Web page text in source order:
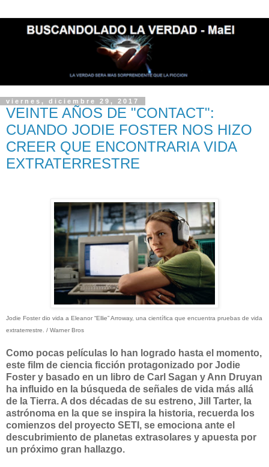
viernes, diciembre 29, 2017
VEINTE AÑOS DE "CONTACT":
CUANDO JODIE FOSTER NOS HIZO
CREER QUE ENCONTRARIA VIDA
EXTRATERRESTRE
Jodie Foster dio vida a Eleanor “Ellie” Arroway, una científica que encuentra pruebas de vida
extraterrestre. / Warner Bros
Como pocas películas lo han logrado hasta el momento,
este film de ciencia ficción protagonizado por Jodie
Foster y basado en un libro de Carl Sagan y Ann Druyan
ha influido en la búsqueda de señales de vida más allá
de la Tierra. A dos décadas de su estreno, Jill Tarter, la
astrónoma en la que se inspira la historia, recuerda los
comienzos del proyecto SETI, se emociona ante el
descubrimiento de planetas extrasolares y apuesta por
un próximo gran hallazgo.